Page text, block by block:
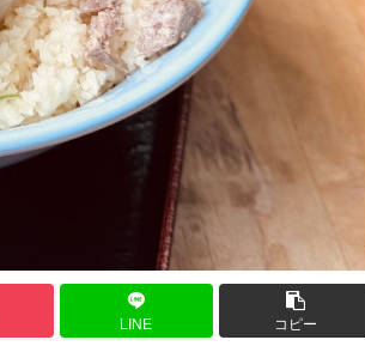
LINE コピー